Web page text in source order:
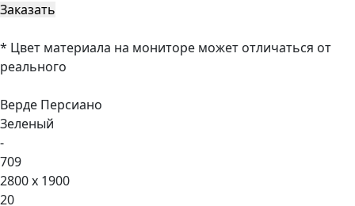
* Цвет материала на мониторе может отличаться от
реального
Верде Персиано
Зеленый
-
709
2800 x 1900
20